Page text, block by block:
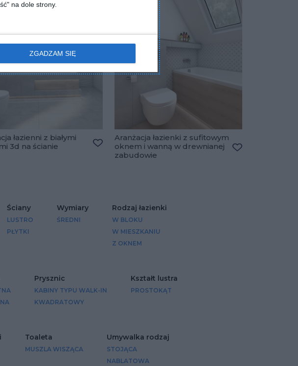
na dole strony.
ZGADZAM SIĘ
łazienni z białymi
3d na ścianie
Dodaj do ulubionych
Aranżacja łazienki z sufitowym
oknem i wanną w drewnianej
zabudowie
Ściany
LUSTRO
PŁYTKI
Wymiary
ŚREDNI
Rodzaj łazienki
W BLOKU
W MIESZKANIU
Z OKNEM
Prysznic
KABINY TYPU WALK-IN
KWADRATOWY
Kształt lustra
PROSTOKĄT
Toaleta
MUSZLA WISZĄCA
Umywalka rodzaj
STOJĄCA
NABLATOWA